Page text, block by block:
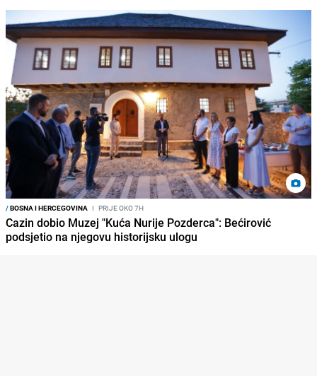
/BOSNA I HERCEGOVINA I PRIJE OKO 7H
Cazin dobio Muzej "Kuća Nurije Pozderca": Bećirović
podsjetio na njegovu historijsku ulogu